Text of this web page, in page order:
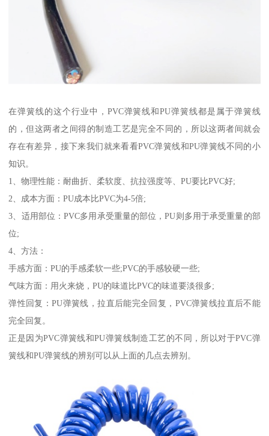
在弹簧线的这个行业中，PVC弹簧线和PU弹簧线都是属于弹簧线
的，但这两者之间得的制造工艺是完全不同的，所以这两者间就会
存在有差异，接下来我们就来看看PVC弹簧线和PU弹簧线不同的小
知识。
1、物理性能：耐曲折、柔软度、抗拉强度等、PU要比PVC好;
2、成本方面：PU成本比PVC为4-5倍;
3、适用部位：PVC多用承受重量的部位，PU则多用于承受重量的部
位;
4、方法：
手感方面：PU的手感柔软一些;PVC的手感较硬一些;
气味方面：用火来烧，PU的味道比PVC的味道要淡很多;
弹性回复：PU弹簧线，拉直后能完全回复，PVC弹簧线拉直后不能
完全回复。
正是因为PVC弹簧线和PU弹簧线制造工艺的不同，所以对于PVC弹
簧线和PU弹簧线的辨别可以从上面的几点去辨别。